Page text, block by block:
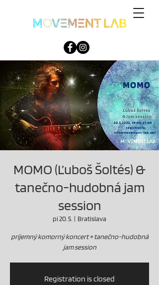
MOMO (Ľuboš Šoltés) &
tanečno-hudobná jam
session
pi 20. 5.
  |
Bratislava
príjemný komorný koncert + tanečno-hudobná
jam session
Registration is closed